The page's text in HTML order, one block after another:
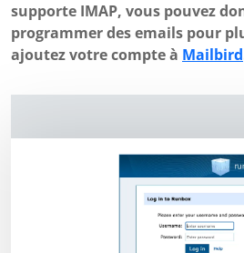
supporte IMAP, vous pouvez
programmer des emails pour
ajoutez votre compte à Mailbird